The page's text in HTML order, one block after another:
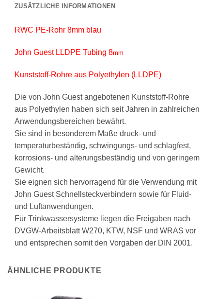
ZUSÄTZLICHE INFORMATIONEN
RWC PE-Rohr 8mm blau
John Guest LLDPE Tubing 8mm
Kunststoff-Rohre aus Polyethylen (LLDPE)
Die von John Guest angebotenen Kunststoff-Rohre
aus Polyethylen haben sich seit Jahren in zahlreichen
Anwendungsbereichen bewährt.
Sie sind in besonderem Maße druck- und
temperaturbeständig, schwingungs- und schlagfest,
korrosions- und alterungsbeständig und von geringem
Gewicht.
Sie eignen sich hervorragend für die Verwendung mit
John Guest Schnellsteckverbindern sowie für Fluid-
und Luftanwendungen.
Für Trinkwassersysteme liegen die Freigaben nach
DVGW-Arbeitsblatt W270, KTW, NSF und WRAS vor
und entsprechen somit den Vorgaben der DIN 2001.
ÄHNLICHE PRODUKTE